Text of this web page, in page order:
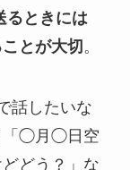
るときには
とが大切。
話したいな
「◯月◯日空
どう？」な